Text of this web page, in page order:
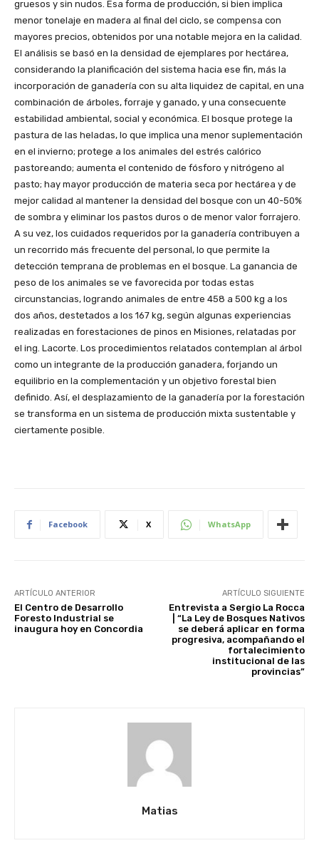
gruesos y sin nudos. Esa forma de producción, si bien implica
menor tonelaje en madera al final del ciclo, se compensa con
mayores precios, obtenidos por una notable mejora en la calidad.
El análisis se basó en la densidad de ejemplares por hectárea,
considerando la planificación del sistema hacia ese fin, más la
incorporación de ganadería con su alta liquidez de capital, en una
combinación de árboles, forraje y ganado, y una consecuente
estabilidad ambiental, social y económica. El bosque protege la
pastura de las heladas, lo que implica una menor suplementación
en el invierno; protege a los animales del estrés calórico
pastoreando; aumenta el contenido de fósforo y nitrógeno al
pasto; hay mayor producción de materia seca por hectárea y de
mejor calidad al mantener la densidad del bosque con un 40-50%
de sombra y eliminar los pastos duros o de menor valor forrajero.
A su vez, los cuidados requeridos por la ganadería contribuyen a
un recorrido más frecuente del personal, lo que permite la
detección temprana de problemas en el bosque. La ganancia de
peso de los animales se ve favorecida por todas estas
circunstancias, logrando animales de entre 458 a 500 kg a los
dos años, destetados a los 167 kg, según algunas experiencias
realizadas en forestaciones de pinos en Misiones, relatadas por
el ing. Lacorte. Los procedimientos relatados contemplan al árbol
como un integrante de la producción ganadera, forjando un
equilibrio en la complementación y un objetivo forestal bien
definido. Así, el desplazamiento de la ganadería por la forestación
se transforma en un sistema de producción mixta sustentable y
ciertamente posible.
Facebook X WhatsApp
ARTÍCULO ANTERIOR
El Centro de Desarrollo
Foresto Industrial se
inaugura hoy en Concordia
ARTÍCULO SIGUIENTE
Entrevista a Sergio La Rocca
| “La Ley de Bosques Nativos
se deberá aplicar en forma
progresiva, acompañando el
fortalecimiento
institucional de las
provincias”
Matias